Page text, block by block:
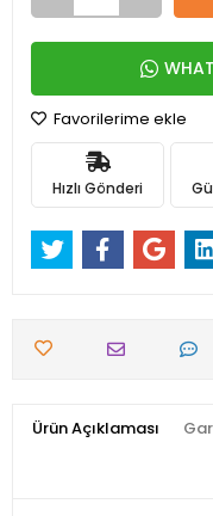
Favorilerime ekle
Hızlı Gönderi
Ürün Açıklaması